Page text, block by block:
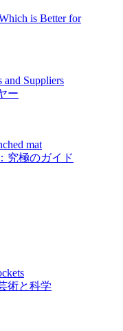
is Better for
ー
究極のガイド
術と科学